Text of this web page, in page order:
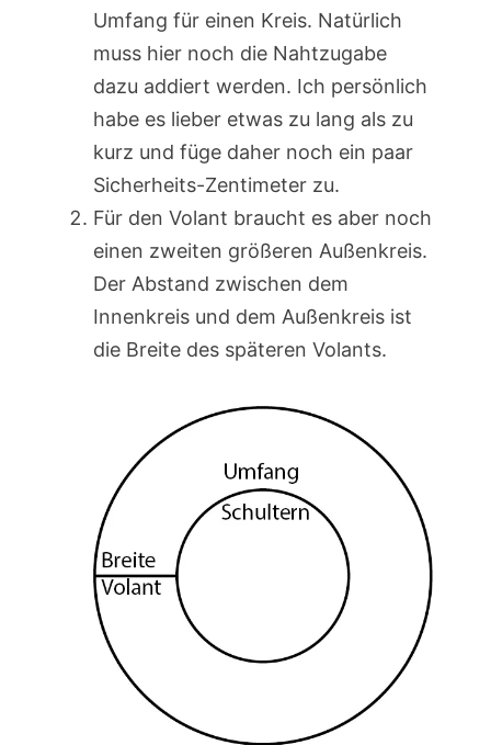
Umfang für einen Kreis. Natürlich
muss hier noch die Nahtzugabe
dazu addiert werden. Ich persönlich
habe es lieber etwas zu lang als zu
kurz und füge daher noch ein paar
Sicherheits-Zentimeter zu.
Für den Volant braucht es aber noch
einen zweiten größeren Außenkreis.
Der Abstand zwischen dem
Innenkreis und dem Außenkreis ist
die Breite des späteren Volants.